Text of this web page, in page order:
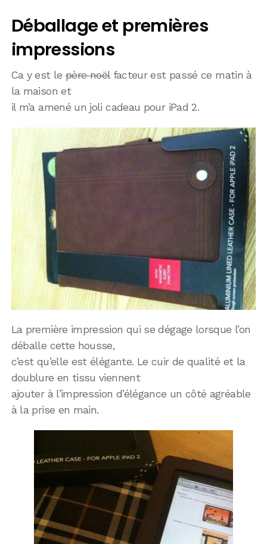
Déballage et premières
impressions
Ca y est le père noëlfacteur est passé ce matin à
la maison et
il m’a amené un joli cadeau pour iPad 2.
La première impression qui se dégage lorsque l’on
déballe cette housse,
c’est qu’elle est élégante. Le cuir de qualité et la
doublure en tissu viennent
ajouter à l’impression d’élégance un côté agréable
à la prise en main.